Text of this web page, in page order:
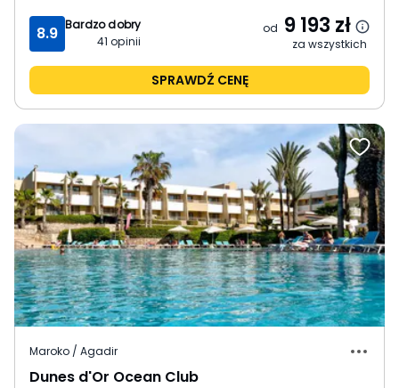
8.9 Bardzo dobry
41 opinii
od 9 193 zł
za wszystkich
SPRAWDŹ CENĘ
Maroko / Agadir
Dunes d'Or Ocean Club